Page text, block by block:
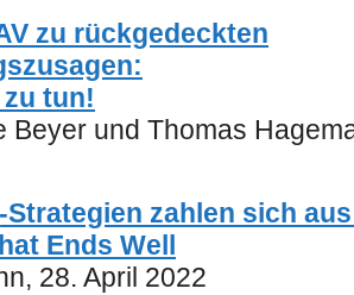
zu rückgedeckten
tun!
Beyer und Thomas
Strategien zahlen sich
Ends Well
28. April 2022